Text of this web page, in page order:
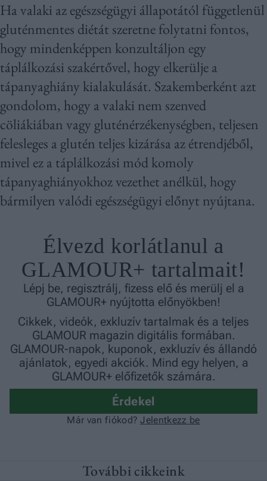
Ha valaki az egészségügyi állapotától függetlenül
gluténmentes diétát szeretne folytatni fontos,
hogy mindenképpen konzultáljon egy
táplálkozási szakértővel, hogy elkerülje a
tápanyaghiány kialakulását. Szakemberként azt
gondolom, hogy a valaki nem szenved
cöliákiában vagy gluténérzékenységben, teljesen
felesleges a glutén teljes kizárása az étrendjéből,
mivel ez a táplálkozási mód komoly
tápanyaghiányokhoz vezethet anélkül, hogy
bármilyen valódi egészségügyi előnyt nyújtana.
További cikkeink